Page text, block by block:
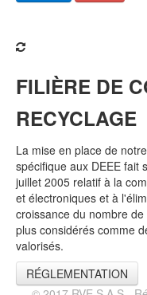
FILIÈRE DE
RECYCLAGE
La mise en place de
spécifique aux DEEE fait
juillet 2005 relatif à la
et électroniques et à
croissance du nombre
plus considérés comme
valorisés.
RÉGLEMENTATION